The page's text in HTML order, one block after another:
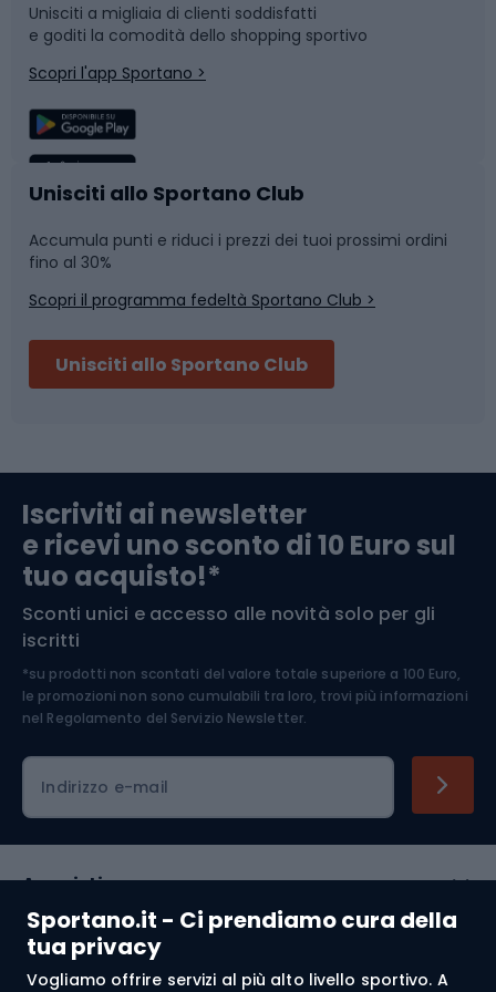
Sportano.it - Ci prendiamo cura della
tua privacy
Vogliamo offrire servizi al più alto livello sportivo. A
Corsa
Sport di squadra
Caschi da ciclismo
Skitouring
Abbigliamento da escursionismo
Snowboard
Camminata nordica
Nuoto
Pattinaggio
Componenti per biciclette
Arrampicata
Medicina dello sport
Abbigliamento ciclistico
Unisciti a migliaia di clienti soddisfatti
e goditi la comodità dello shopping sportivo
Scopri l'app Sportano >
Unisciti allo Sportano Club
Accumula punti e riduci i prezzi dei tuoi prossimi ordini
fino al 30%
Scopri il programma fedeltà Sportano Club >
Unisciti allo Sportano Club
Iscriviti ai newsletter
e ricevi uno sconto di 10 Euro sul
tuo acquisto!*
Sconti unici e accesso alle novità solo per gli
iscritti
*su prodotti non scontati del valore totale superiore a 100 Euro,
le promozioni non sono cumulabili tra loro, trovi più informazioni
nel Regolamento del Servizio Newsletter.
Indirizzo e-mail
Acquisti
Servizio clienti